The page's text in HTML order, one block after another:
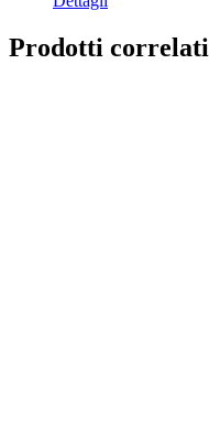
Prodotti correlati